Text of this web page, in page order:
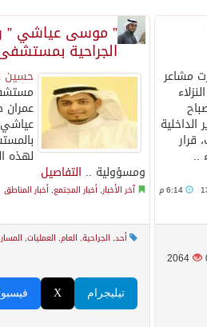
خدمات بوابة “زاول”
إيران والبنتاغون يلتزم الصمت
” موسى عياشي ”
الجراحية
حسين
عياشي
لهذه
ومسؤولية .. التفاصيل
آخر الأخبار, أخبار المجتمع, أخبار المناطق
أحد, الجراحية, العام, العمليات,
X تيليجرام
مشاعر
الداخلية
قرار
..
6:14 م
2064